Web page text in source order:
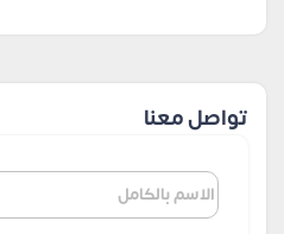
تواصل معنا